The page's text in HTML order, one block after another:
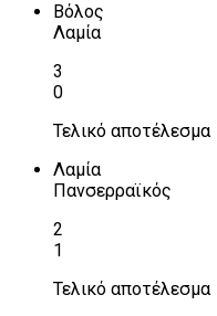
Βόλος
Λαμία
3
0
Τελικό αποτέλεσμα
Λαμία
Πανσερραϊκός
2
1
Τελικό αποτέλεσμα